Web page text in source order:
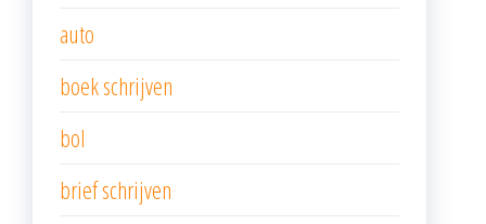
auto
boek schrijven
bol
brief schrijven